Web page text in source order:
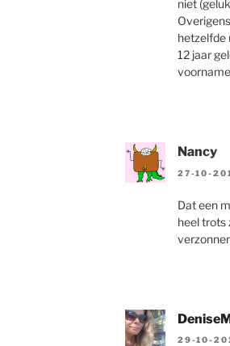
niet
hetzelfde
12 jaar
Nancy
27-10-
Dat een
heel trots
29-10-